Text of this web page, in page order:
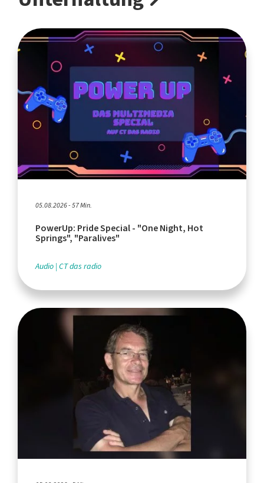
05.08.2026 - 57 Min.
PowerUp: Pride Special - "One Night, Hot
Springs", "Paralives"
Audio CT das radio